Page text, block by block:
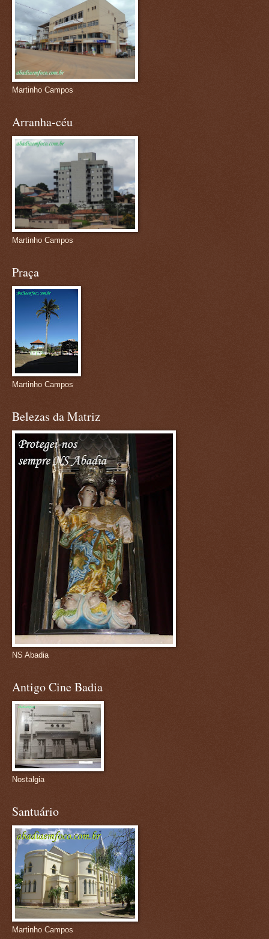
Martinho Campos
Arranha-céu
Martinho Campos
Praça
Martinho Campos
Belezas da Matriz
NS Abadia
Antigo Cine Badia
Nostalgia
Santuário
Martinho Campos